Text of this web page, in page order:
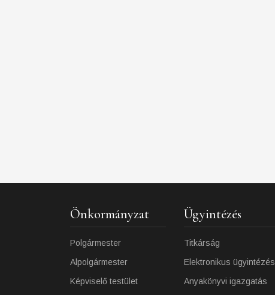
Önkormányzat
Polgármester
Alpolgármester
Képviselő testület
Ügyintézés
Titkárság
Elektronikus ügyintézés
Anyakönyvi igazgatás